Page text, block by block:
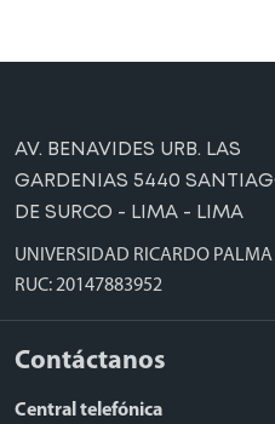
AV. BENAVIDES URB. LAS
GARDENIAS 5440
DE SURCO - LIMA - LIMA
UNIVERSIDAD RICARDO PALMA
RUC: 20147883952
Contáctanos
Central telefónica